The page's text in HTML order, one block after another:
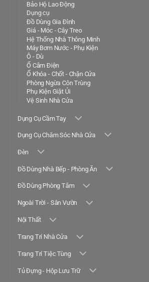
Bảo Hộ Lao Động
Dụng cụ
Đồ Dùng Gia Đình
Giá - Móc - Cây Treo
Hệ Thống Nhà Thông Minh
Máy Bơm Nước - Phụ Kiện
Ô - Dù
Ổ Cắm Điện
Ổ Khóa - Chốt - Chặn Cửa
Phòng Ngừa Côn Trùng
Phụ Kiện Giặt Ủi
Vệ Sinh Nhà Cửa
Dụng Cụ Cầm Tay
Dụng Cụ Chăm Sóc Nhà Cửa
Đèn
Đồ Dùng Nhà Bếp - Phòng Ăn
Đồ Dùng Phòng Tắm
Ngoài Trời - Sân Vườn
Nội Thất
Trang Trí Nhà Cửa
Trang Trí Tiệc Tùng
Tủ Đựng - Hộp Lưu Trữ